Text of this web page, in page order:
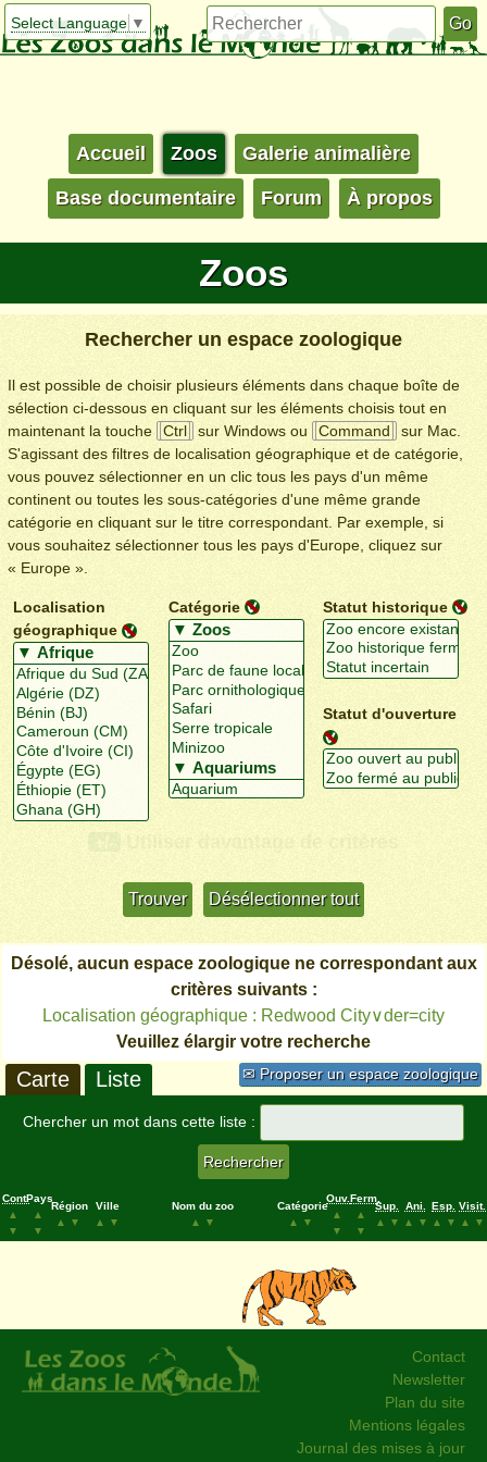
Select Language ▼
Accueil Zoos Galerie animalière
Base documentaire Forum À propos
Zoos
Rechercher un espace zoologique
Il est possible de choisir plusieurs éléments dans chaque boîte de
sélection ci-dessous en cliquant sur les éléments choisis tout en
maintenant la touche
Ctrl sur Windows ou Command
sur Mac.
S'agissant des filtres de localisation géographique et de catégorie,
vous pouvez sélectionner en un clic tous les pays d'un même
continent ou toutes les sous-catégories d'une même grande
catégorie en cliquant sur le titre correspondant. Par exemple, si
vous souhaitez sélectionner tous les pays d'Europe, cliquez sur
« Europe ».
Localisation
géographique
Catégorie Statut historique
Statut d'ouverture
Utiliser davantage de critères
Désolé, aucun espace zoologique ne correspondant aux
critères suivants :
Localisation géographique : Redwood City∨der=city
Veuillez élargir votre recherche
✉ Proposer un espace zoologique
Carte Liste
Chercher un mot dans cette liste :
Cont.
▲
▼
Pays
▲
▼
Région
▲
▼
Ville
▲
▼
Nom du zoo
▲
▼
Catégorie
▲
▼
Ouv.
▲
▼
Ferm.
▲
▼
Sup.
▲
▼
Ani.
▲
▼
Esp.
▲
▼
Visit.
▲
▼
Contact
Newsletter
Plan du site
Mentions légales
Journal des mises à jour